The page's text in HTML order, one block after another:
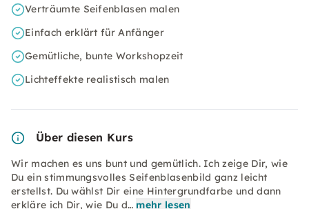
Verträumte Seifenblasen malen
Einfach erklärt für Anfänger
Gemütliche, bunte Workshopzeit
Lichteffekte realistisch malen
Über diesen Kurs
Wir machen es uns bunt und gemütlich. Ich zeige Dir, wie
Du ein stimmungsvolles Seifenblasenbild ganz leicht
erstellst. Du wählst Dir eine Hintergrundfarbe und dann
erkläre ich Dir, wie Du d… mehr lesen